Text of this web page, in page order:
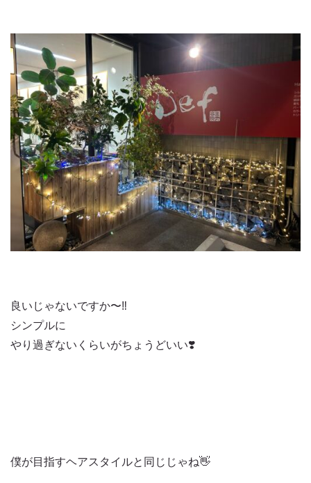
良いじゃないですか〜‼️
シンプルに
やり過ぎないくらいがちょうどいい❣️
僕が目指すヘアスタイルと同じじゃね👋